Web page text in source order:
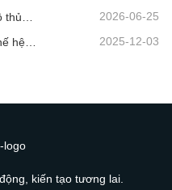
2026-06-25
Xi lanh giảm tốc bánh răng gù thế hệ mới 2025-12-03
kiến ​​tạo tương lai.